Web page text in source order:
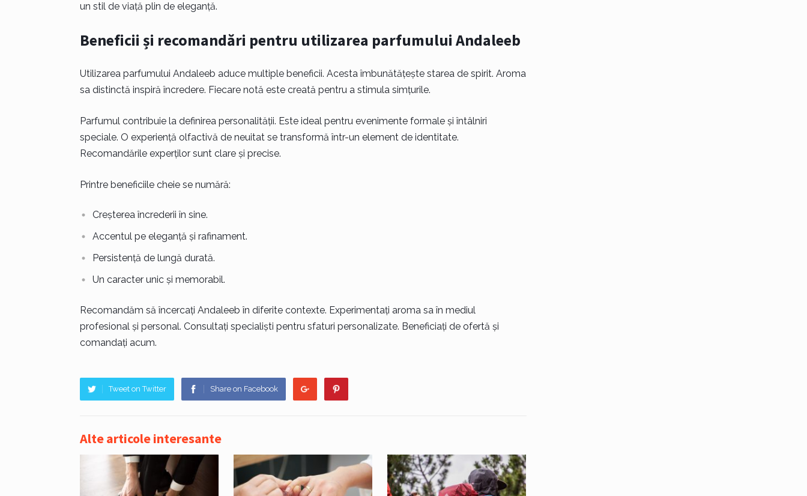
un stil de viață plin de eleganță.
Beneficii și recomandări pentru utilizarea parfumului Andaleeb
Utilizarea parfumului Andaleeb aduce multiple beneficii. Acesta îmbunătățește starea de spirit. Aroma
sa distinctă inspiră încredere. Fiecare notă este creată pentru a stimula simțurile.
Parfumul contribuie la definirea personalității. Este ideal pentru evenimente formale și întâlniri
speciale. O experiență olfactivă de neuitat se transformă într-un element de identitate.
Recomandările experților sunt clare și precise.
Printre beneficiile cheie se numără:
Creșterea încrederii în sine.
Accentul pe eleganță și rafinament.
Persistență de lungă durată.
Un caracter unic și memorabil.
Recomandăm să încercați Andaleeb în diferite contexte. Experimentați aroma sa în mediul
profesional și personal. Consultați specialiști pentru sfaturi personalizate. Beneficiați de ofertă și
comandați acum.
Tweet on Twitter Share on Facebook
Alte articole interesante